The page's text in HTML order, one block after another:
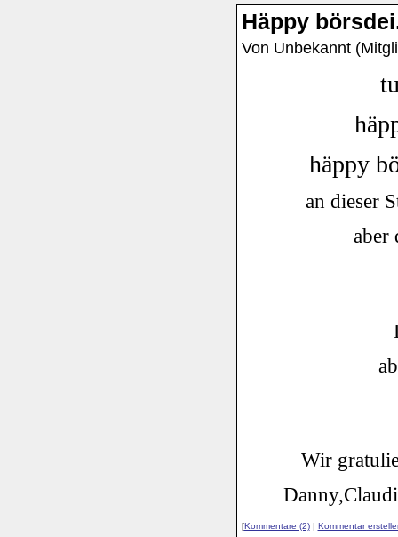
Häppy
Von Unbekannt
häppy
an dieser
aber
Wir
[Kommentare (2)| Kommentar